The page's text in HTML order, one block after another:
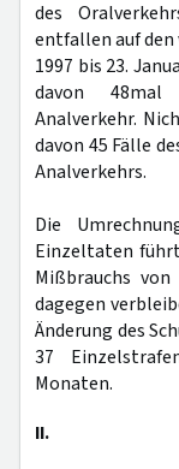
des
entfallen auf
1997 bis 23.
davon 48mal
Analverkehr.
davon 45 Fälle
Analverkehrs.
Die
Einzeltaten
Mißbrauchs
dagegen
Änderung des
37
Monaten.
II.